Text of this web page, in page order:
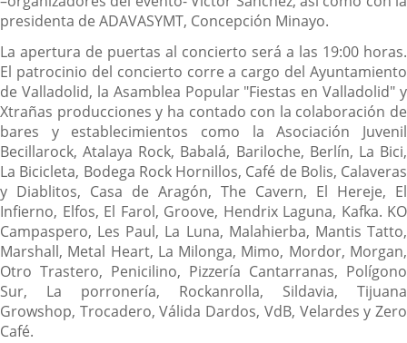
presidenta de ADAVASYMT, Concepción Minayo.
La apertura de puertas al concierto será a las 19:00 horas.
El patrocinio del concierto corre a cargo del Ayuntamiento
de Valladolid, la Asamblea Popular "Fiestas en Valladolid" y
Xtrañas producciones y ha contado con la colaboración de
bares y establecimientos como la Asociación Juvenil
Becillarock, Atalaya Rock, Babalá, Bariloche, Berlín, La Bici,
La Bicicleta, Bodega Rock Hornillos, Café de Bolis, Calaveras
y Diablitos, Casa de Aragón, The Cavern, El Hereje, El
Infierno, Elfos, El Farol, Groove, Hendrix Laguna, Kafka. KO
Campaspero, Les Paul, La Luna, Malahierba, Mantis Tatto,
Marshall, Metal Heart, La Milonga, Mimo, Mordor, Morgan,
Otro Trastero, Penicilino, Pizzería Cantarranas, Polígono
Sur, La porronería, Rockanrolla, Sildavia, Tijuana
Growshop, Trocadero, Válida Dardos, VdB, Velardes y Zero
Café.